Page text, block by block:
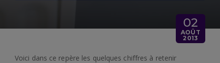
02
AOÛT
2013
Voici dans ce repère les quelques chiffres à retenir